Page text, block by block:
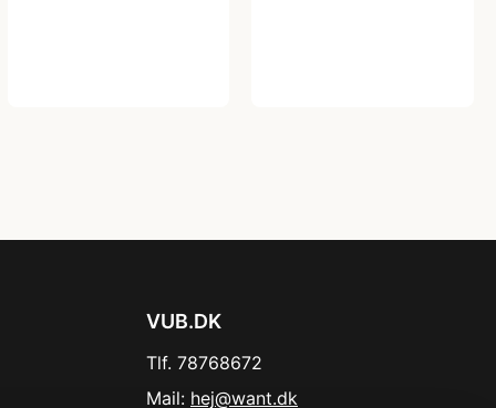
VUB.DK
Tlf. 78768672
Mail: hej@want.dk